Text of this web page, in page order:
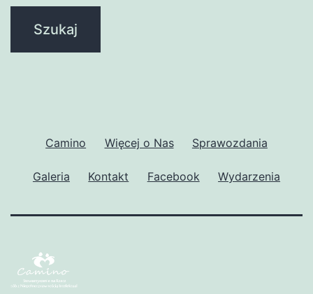
Camino Więcej o Nas Sprawozdania
Galeria Kontakt Facebook Wydarzenia